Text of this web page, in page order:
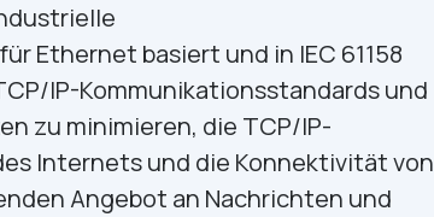
Ethernet basiert und in IEC 61158
IP-Kommunikationsstandards und
zu minimieren, die TCP/IP-
Internets und die Konnektivität von
Angebot an Nachrichten und